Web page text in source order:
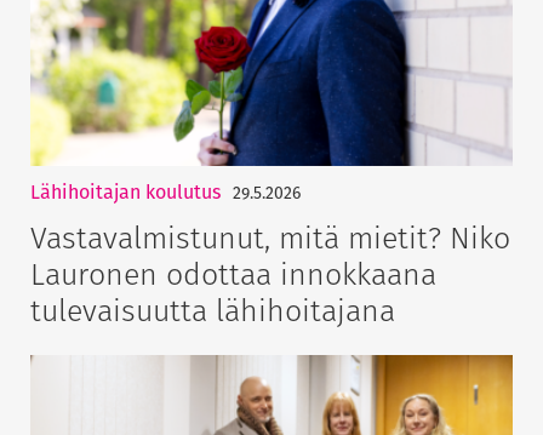
Lähihoitajan koulutus 29.5.2026
Vastavalmistunut, mitä mietit? Niko
Lauronen odottaa innokkaana
tulevaisuutta lähihoitajana